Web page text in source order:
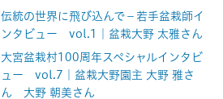
伝統の世界に飛び込んで－若手盆栽師イ
ンタビュー vol.1｜盆栽大野 太雅さん
大宮盆栽村100周年スペシャルインタビ
ュー vol.7｜盆栽大野園主 大野 雅さ
ん 大野 朝美さん